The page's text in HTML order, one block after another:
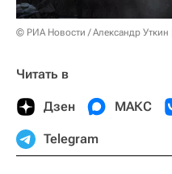
© РИА Новости / Александр Уткин
Читать в
Дзен МАКС
Telegram